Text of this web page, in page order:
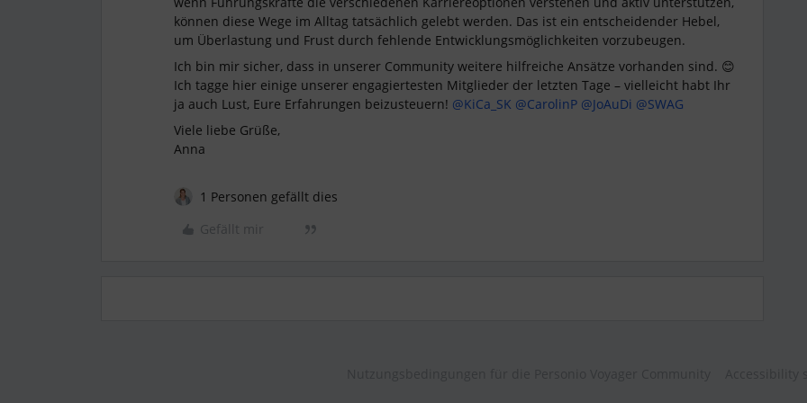
können diese Wege im Alltag tatsächlich gelebt werden. Das ist ein entscheidender Hebel,
um Überlastung und Frust durch fehlende Entwicklungsmöglichkeiten vorzubeugen.
Ich bin mir sicher, dass in unserer Community weitere hilfreiche Ansätze vorhanden sind. 😊
Ich tagge hier einige unserer engagiertesten Mitglieder der letzten Tage – vielleicht habt Ihr
ja auch Lust, Eure Erfahrungen beizusteuern! ​ @KiCa_SK @CarolinP @JoAuDi @SWAG
Viele liebe Grüße,
Anna
1 Personen gefällt dies
Gefällt mir